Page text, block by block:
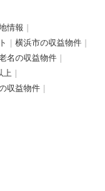
情報
横浜市の収益物件
名の収益物件
上
収益物件